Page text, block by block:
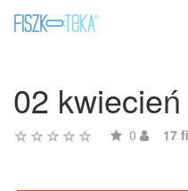
02 kwiecień
0 17